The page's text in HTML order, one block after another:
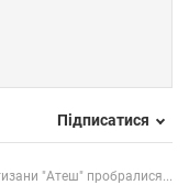
Підписатися
"Атеш" пробралися...